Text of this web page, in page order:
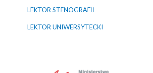
LEKTOR STENOGRAFII
LEKTOR UNIWERSYTECKI